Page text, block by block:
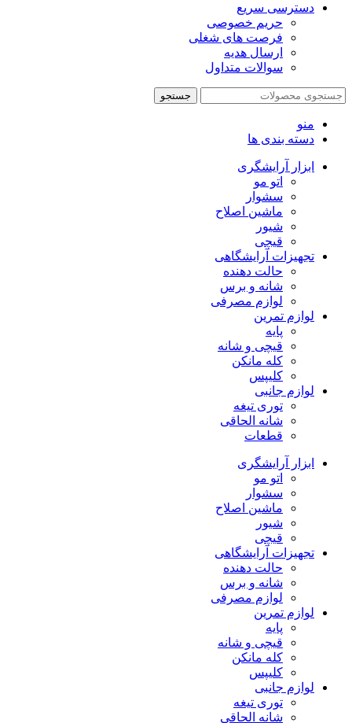
دسترسی سریع
حریم خصوصی
فرصت های شغلی
ارسال هدیه
سوالات متداول
جستجو
منو
دسته بندی ها
ابزار آرایشگری
اتو مو
سشوار
ماشین اصلاح
شیور
قیچی
تجهیزات آرایشگاهی
حالت دهنده
شانه و برس
لوازم مصرفی
لوازم تمرین
پایه
قیچی و شانه
کله مانکن
کلیپس
لوازم جانبی
توری تیغه
شانه الحاقی
قطعات
ابزار آرایشگری
اتو مو
سشوار
ماشین اصلاح
شیور
قیچی
تجهیزات آرایشگاهی
حالت دهنده
شانه و برس
لوازم مصرفی
لوازم تمرین
پایه
قیچی و شانه
کله مانکن
کلیپس
لوازم جانبی
توری تیغه
شانه الحاقی